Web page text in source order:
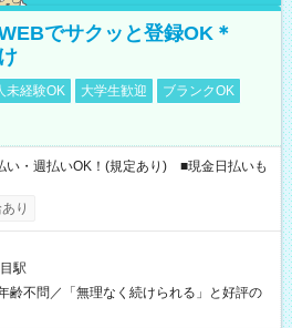
でサクッと登録OK＊
未経験OK 大学生歓迎
ブランクOK
・週払いOK！(規定あり) ■現金日払いも
り
駅
齢不問／「無理なく続けられる」と好評の